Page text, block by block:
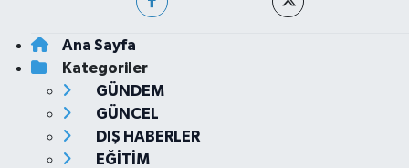
Ana Sayfa
Kategoriler
GÜNDEM
GÜNCEL
DIŞ HABERLER
EĞİTİM